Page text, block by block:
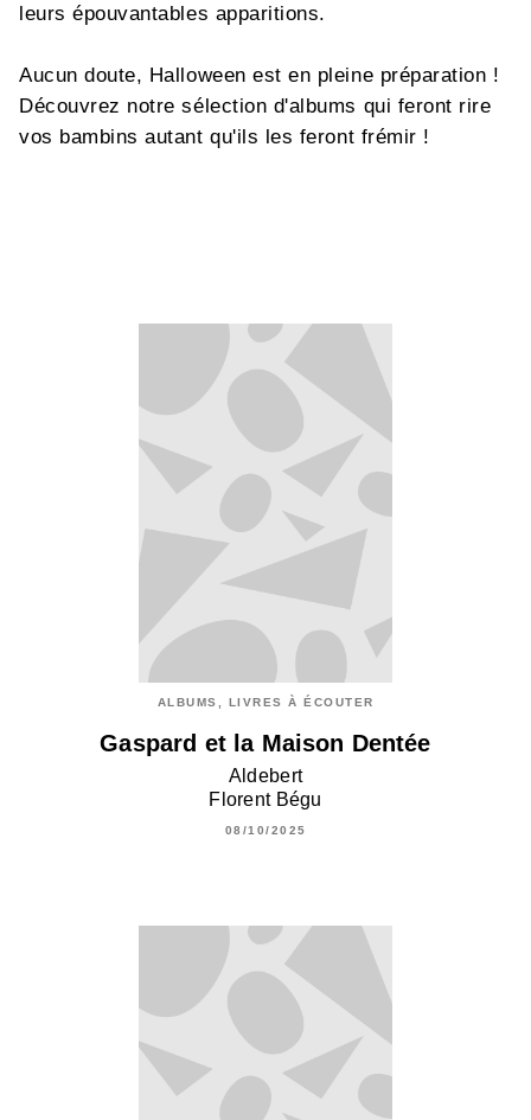
leurs épouvantables apparitions.
Aucun doute, Halloween est en pleine préparation !
Découvrez notre sélection d'albums qui feront rire
vos bambins autant qu'ils les feront frémir !
ALBUMS, LIVRES À ÉCOUTER
Gaspard et la Maison Dentée
Aldebert
Florent Bégu
08/10/2025